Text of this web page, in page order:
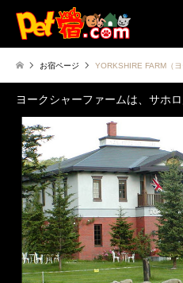
お宿ページ YORKSHIRE FARM（ヨ
ヨークシャーファームは、サホ